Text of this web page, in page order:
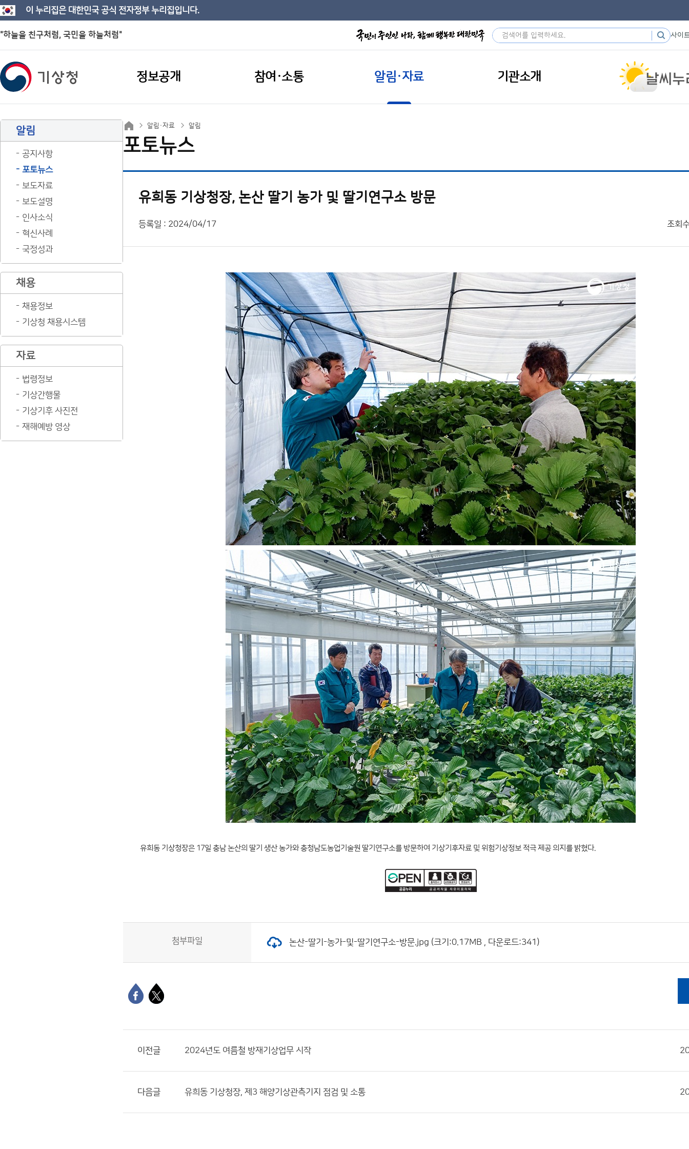
이 누리집은 대한민국 공식 전자정부 누리집입니다.
"하늘을 친구처럼, 국민을 하늘처럼" 사이
정보공개 참여·소통 알림·자료 기관소개
알림
공지사항
포토뉴스
보도자료
보도설명
인사소식
혁신사례
국정성과
채용
채용정보
기상청 채용시스템
자료
법령정보
기상간행물
기상기후 사진전
재해예방 영상
알림·자료 알림
포토뉴스
유희동 기상청장, 논산 딸기 농가 및 딸기연구소 방문
등록일 : 2024/04/17 조회
유희동 기상청장은 17일 충남 논산의 딸기 생산 농가와 충청남도농업기술원 딸기연구소를 방문하여 기상기후자료 및 위험기상정보 적극 제공 의지를 밝혔다.
첨부파일 논산-딸기-농가-및-딸기연구소-방문.jpg (크기:0.17MB , 다운로드:341)
이전글 2024년도 여름철 방재기상업무 시작
다음글 유희동 기상청장, 제3 해양기상관측기지 점검 및 소통